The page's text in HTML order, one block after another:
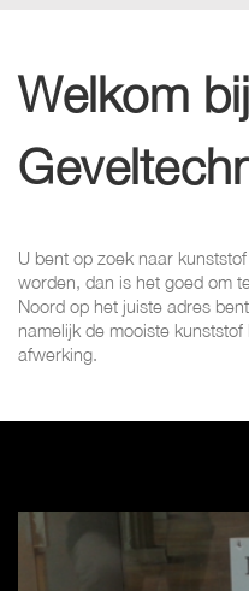
Welkom bij
U bent op zoek naar
worden, dan is het goed om
Noord op het juiste adres
namelijk de mooiste
afwerking.